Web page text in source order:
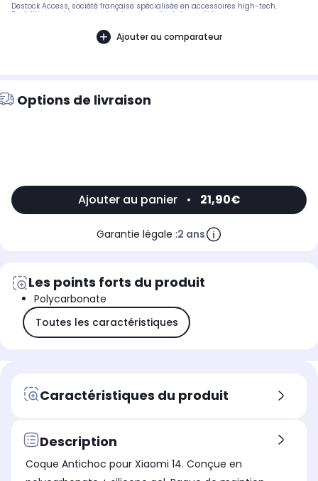
Destock Access, société française spécialisée en accessoires high-tech.
Expédition rapide avec suivi et service client de qualité.
Ajouter au comparateur
Options de livraison
Ajouter au panier • 21,90€
Garantie légale :2 ans
Les points forts du produit
Polycarbonate
Toutes les caractéristiques
Caractéristiques du produit
Description
Coque Antichoc pour Xiaomi 14. Conçue en